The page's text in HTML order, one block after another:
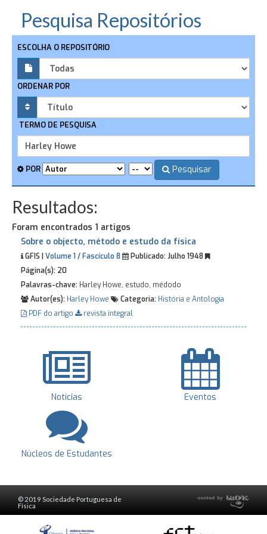
Pesquisa Repositórios
ESCOLHA O REPOSITÓRIO
ORDENAR POR
TERMO DE PESQUISA
POR Pesquisar
Resultados:
Foram encontrados 1 artigos
Sobre o objecto, método e estudo da física
GFIS | Volume 1 / Fascículo 8 Publicado:Julho 1948
Página(s): 20
Palavras-chave: Harley Howe, estudo, médodo
Autor(es): Harley Howe Categoria: História e Antologia
PDF do artigo
revista integral
Notícias Eventos
Núcleos de Estudantes
© 2019 Sociedade Portuguesa de
Física